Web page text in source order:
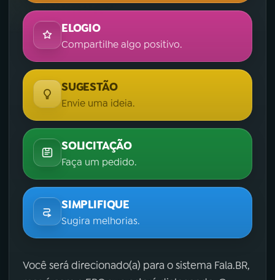
ELOGIO
Compartilhe algo positivo.
SUGESTÃO
Envie uma ideia.
SOLICITAÇÃO
Faça um pedido.
SIMPLIFIQUE
Sugira melhorias.
Você será direcionado(a) para o sistema Fala.BR,